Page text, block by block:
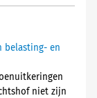
belasting- en
niet zijn